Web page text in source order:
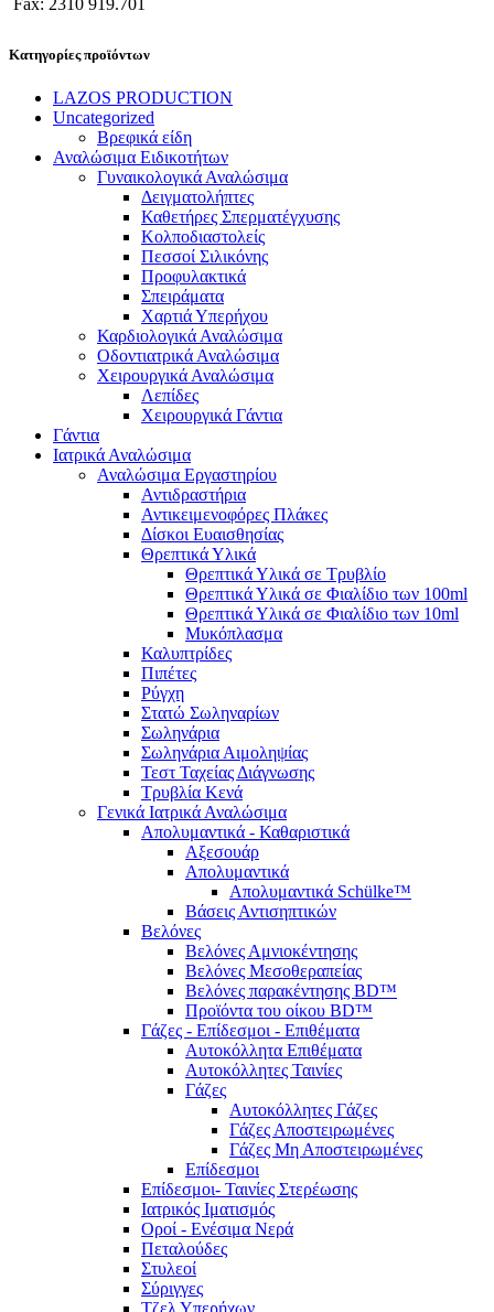
Fax: 2310 919.701
Κατηγορίες προϊόντων
LAZOS PRODUCTION
Uncategorized
Βρεφικά είδη
Αναλώσιμα Ειδικοτήτων
Γυναικολογικά Αναλώσιμα
Δειγματολήπτες
Καθετήρες Σπερματέγχυσης
Κολποδιαστολείς
Πεσσοί Σιλικόνης
Προφυλακτικά
Σπειράματα
Χαρτιά Υπερήχου
Καρδιολογικά Αναλώσιμα
Οδοντιατρικά Αναλώσιμα
Χειρουργικά Αναλώσιμα
Λεπίδες
Χειρουργικά Γάντια
Γάντια
Ιατρικά Αναλώσιμα
Αναλώσιμα Εργαστηρίου
Αντιδραστήρια
Αντικειμενοφόρες Πλάκες
Δίσκοι Ευαισθησίας
Θρεπτικά Υλικά
Θρεπτικά Υλικά σε Τρυβλίο
Θρεπτικά Υλικά σε Φιαλίδιο των 100ml
Θρεπτικά Υλικά σε Φιαλίδιο των 10ml
Μυκόπλασμα
Καλυπτρίδες
Πιπέτες
Ρύγχη
Στατώ Σωληναρίων
Σωληνάρια
Σωληνάρια Αιμοληψίας
Τεστ Ταχείας Διάγνωσης
Τρυβλία Κενά
Γενικά Ιατρικά Αναλώσιμα
Απολυμαντικά - Καθαριστικά
Αξεσουάρ
Απολυμαντικά
Απολυμαντικά Schülke™
Βάσεις Αντισηπτικών
Βελόνες
Βελόνες Αμνιοκέντησης
Βελόνες Μεσοθεραπείας
Βελόνες παρακέντησης BD™
Προϊόντα του οίκου BD™
Γάζες - Επίδεσμοι - Επιθέματα
Αυτοκόλλητα Επιθέματα
Αυτοκόλλητες Ταινίες
Γάζες
Αυτοκόλλητες Γάζες
Γάζες Αποστειρωμένες
Γάζες Μη Αποστειρωμένες
Επίδεσμοι
Επίδεσμοι- Ταινίες Στερέωσης
Ιατρικός Ιματισμός
Οροί - Ενέσιμα Νερά
Πεταλούδες
Στυλεοί
Σύριγγες